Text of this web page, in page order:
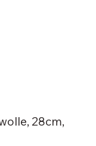
28cm,